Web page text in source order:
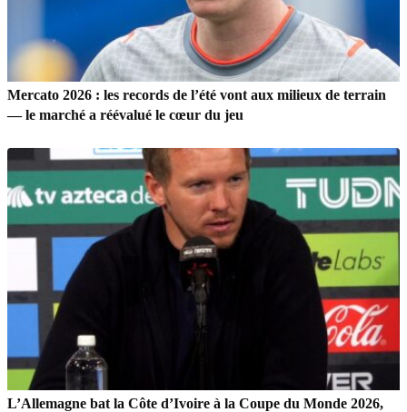
Mercato 2026 : les records de l’été vont aux milieux de terrain
— le marché a réévalué le cœur du jeu
L’Allemagne bat la Côte d’Ivoire à la Coupe du Monde 2026,